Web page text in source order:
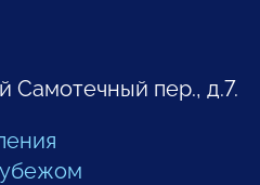
Самотечный пер., д.7.